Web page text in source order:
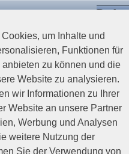
um Inhalte und
Funktionen für
zu können und die
Website zu analysieren.
wir Informationen zu Ihrer
Website an unsere Partner
Werbung und Analysen
weitere Nutzung der
Sie der Verwendung von